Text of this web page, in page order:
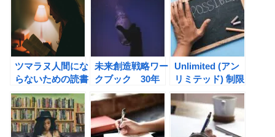
る力 最良の人生
戦略（ジュリア・
ケラー）の書評
の書評
ツマラヌ人間にな
らないための読書
術。戦略読書（三
谷宏治著）の書評
未来創造戦略ワー
クブック 30年
後のビジネスを
「妄想・構想・実
装」する（河瀬
誠）の書評
Unlimited (アン
リミテッド) 制限
しない生き方 理
想の自分に近づく
３つのステップ
(ジリアン・マイ